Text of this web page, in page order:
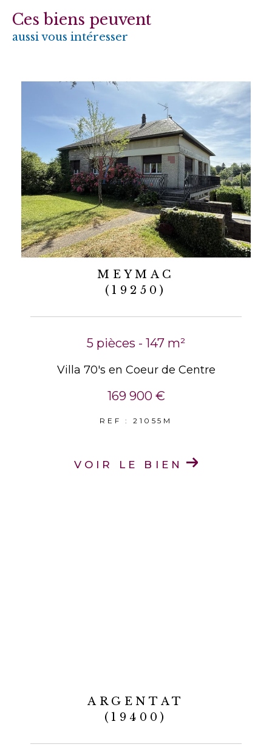
Ces biens peuvent
aussi vous intéresser
MEYMAC
(19250)
5 pièces - 147 m²
Villa 70's en Coeur de Centre
169 900 €
REF : 21055M
VOIR LE BIEN
ARGENTAT
(19400)